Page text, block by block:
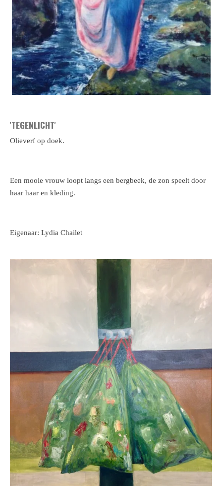
'TEGENLICHT'
Olieverf op doek.
Een mooie vrouw loopt langs een bergbeek, de zon speelt door
haar haar en kleding.
Eigenaar: Lydia Chailet